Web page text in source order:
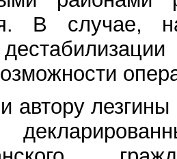
В случае,
автору